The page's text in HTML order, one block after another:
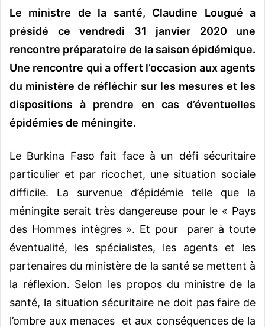
Le ministre de la santé, Claudine Lougué a
présidé ce vendredi 31 janvier 2020 une
rencontre préparatoire de la saison épidémique.
Une rencontre qui a offert l’occasion aux agents
du ministère de réfléchir sur les mesures et les
dispositions à prendre en cas d’éventuelles
épidémies de méningite.
Le Burkina Faso fait face à un défi sécuritaire
particulier et par ricochet, une situation sociale
difficile. La survenue d’épidémie telle que la
méningite serait très dangereuse pour le « Pays
des Hommes intègres ». Et pour parer à toute
éventualité, les spécialistes, les agents et les
partenaires du ministère de la santé se mettent à
la réflexion. Selon les propos du ministre de la
santé, la situation sécuritaire ne doit pas faire de
l’ombre aux menaces et aux conséquences de la